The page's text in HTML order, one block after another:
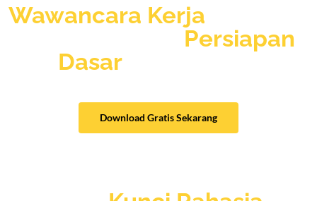
Wawancara Kerja
Persiapan
Dasar
Download Gratis Sekarang